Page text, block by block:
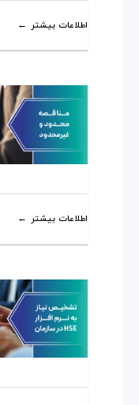
اطلاعات بیشتر
اطلاعات بیشتر